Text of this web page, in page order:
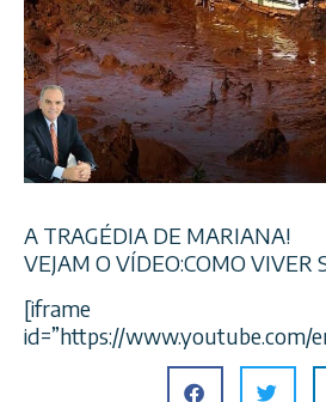
A TRAGÉDIA DE MARIANA!
VEJAM O VÍDEO:COMO VIVER
[iframe
id=”https://www.youtube.com/